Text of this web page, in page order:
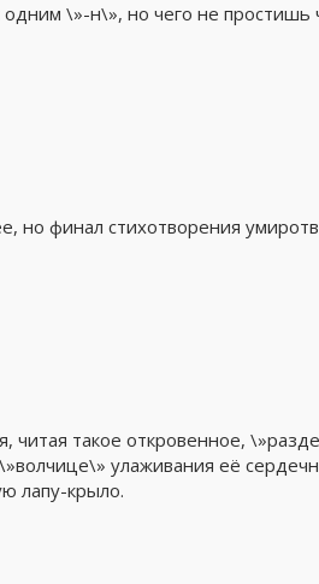
\»-н\», но чего не
но финал стихотворения
читая такое откровенное,
улаживания её
лапу-крыло.